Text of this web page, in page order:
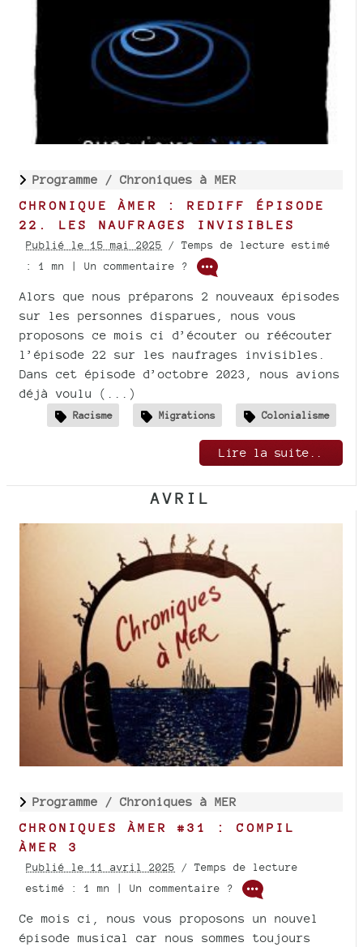
Programme / Chroniques à MER
CHRONIQUE ÀMER : REDIFF ÉPISODE
22. LES NAUFRAGES INVISIBLES
Publié le 15 mai 2025 / Temps de lecture estimé
: 1 mn | Un commentaire ?
Alors que nous préparons 2 nouveaux épisodes
sur les personnes disparues, nous vous
proposons ce mois ci d’écouter ou réécouter
l’épisode 22 sur les naufrages invisibles.
Dans cet épisode d’octobre 2023, nous avions
déjà voulu (...)
Racisme Migrations Colonialisme
Lire la suite..
AVRIL
Programme / Chroniques à MER
CHRONIQUES ÀMER #31 : COMPIL
ÀMER 3
Publié le 11 avril 2025 / Temps de lecture
estimé : 1 mn | Un commentaire ?
Ce mois ci, nous vous proposons un nouvel
épisode musical car nous sommes toujours